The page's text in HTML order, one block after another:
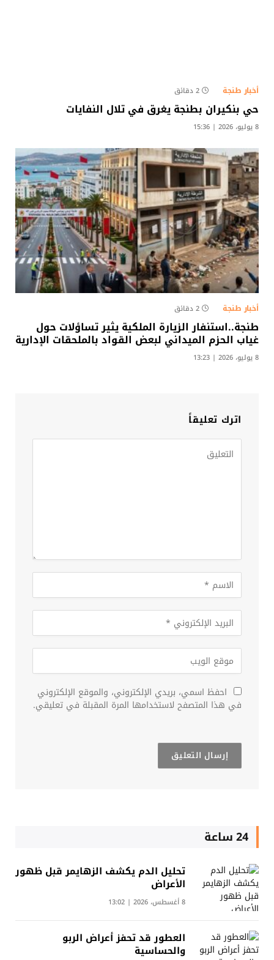
أخبار طنجة 2 دقائق
حي بنكيران بطنجة يغرق في تلال النفايات
8 يوليو، 2026 | 15:36
أخبار طنجة 2 دقائق
طنجة..استنفار الزيارة الملكية يثير تساؤلات حول
غياب الحزم الميداني لبعض القواد بالملحقات الإدارية​
8 يوليو، 2026 | 13:23
اترك تعليقاً
احفظ اسمي، بريدي الإلكتروني، والموقع الإلكتروني
في هذا المتصفح لاستخدامها المرة المقبلة في تعليقي.
24 ساعة
تحليل الدم يكشف الزهايمر قبل ظهور
الأعراض
8 أغسطس، 2026 | 13:02
العطور قد تحفز أعراض الربو
والحساسية